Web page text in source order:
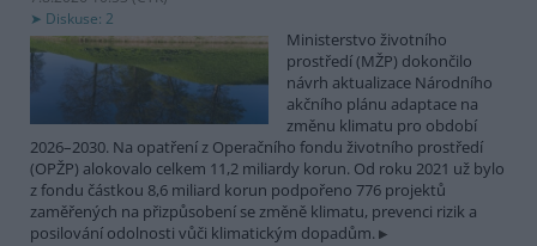
Diskuse: 2
Ministerstvo životního
prostředí (MŽP) dokončilo
návrh aktualizace Národního
akčního plánu adaptace na
změnu klimatu pro období
2026–2030. Na opatření z Operačního fondu životního prostředí
(OPŽP) alokovalo celkem 11,2 miliardy korun. Od roku 2021 už bylo
z fondu částkou 8,6 miliard korun podpořeno 776 projektů
zaměřených na přizpůsobení se změně klimatu, prevenci rizik a
posilování odolnosti vůči klimatickým dopadům.